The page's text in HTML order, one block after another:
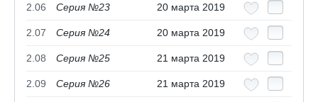
2.06 Серия №23 20 марта 2019
2.07 Серия №24 20 марта 2019
2.08 Серия №25 21 марта 2019
2.09 Серия №26 21 марта 2019